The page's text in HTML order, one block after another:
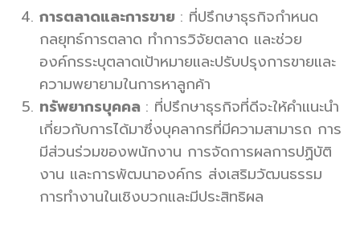
การตลาดและการขาย : ที่ปรึกษาธุรกิจกำหนด
กลยุทธ์การตลาด ทำการวิจัยตลาด และช่วย
องค์กรระบุตลาดเป้าหมายและปรับปรุงการขายและ
ความพยายามในการหาลูกค้า
ทรัพยากรบุคคล : ที่ปรึกษาธุรกิจที่ดีจะให้คำแนะนำ
เกี่ยวกับการได้มาซึ่งบุคลากรที่มีความสามารถ การ
มีส่วนร่วมของพนักงาน การจัดการผลการปฏิบัติ
งาน และการพัฒนาองค์กร ส่งเสริมวัฒนธรรม
การทำงานในเชิงบวกและมีประสิทธิผล